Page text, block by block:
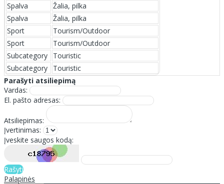
Spalva
Žalia, pilka
Spalva
Žalia, pilka
Sport
Tourism/Outdoor
Sport
Tourism/Outdoor
Subcategory
Touristic
Subcategory
Touristic
Parašyti atsiliepimą
Vardas:
El. pašto adresas:
Atsiliepimas:
Įvertinimas:
Įveskite saugos kodą:
Rašyti
Palapinės